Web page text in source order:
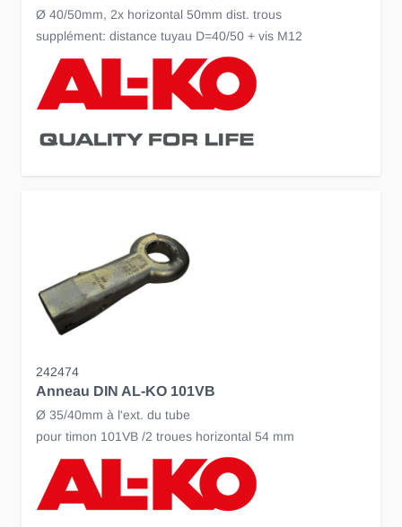
Ø 40/50mm, 2x horizontal 50mm dist. trous
supplément: distance tuyau D=40/50 + vis M12
242474
Anneau DIN AL-KO 101VB
Ø 35/40mm à l'ext. du tube
pour timon 101VB /2 troues horizontal 54 mm